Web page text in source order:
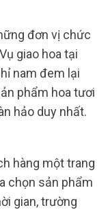
đơn vị chức
giao hoa tại
nam đem lại
phẩm hoa tươi
hảo duy nhất.
hàng một trang
chọn sản phẩm
gian, trường